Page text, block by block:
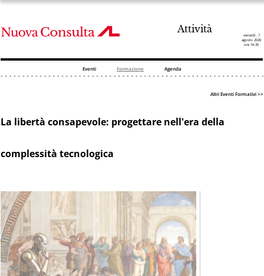
Attività
venerdì, 7
agosto 2026
ore 16:35
Eventi Formazione Agenda
Altri Eventi Formativi >>
La libertà consapevole: progettare nell'era della
complessità tecnologica